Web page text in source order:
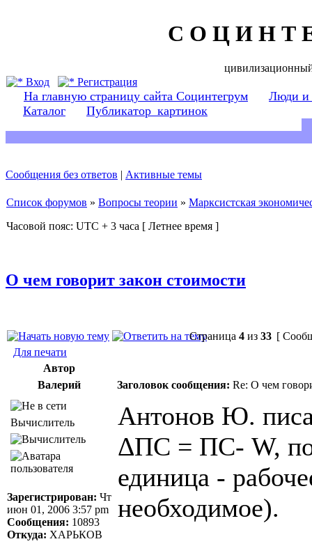
С О Ц И Н Т
Вход
Регистрация
На главную страницу сайта Социнтегрум
Люди и
Каталог
Публикатор_картинок
Сообщения без ответов | Активные темы
Список форумов » Вопросы теории » Марксистская
Часовой пояс: UTC + 3 часа [ Летнее время ]
О чем говорит закон стоимости
Страница 4 из 33 [
Для печати
Автор
Валерий
Заголовок сообщения: Re: О чем
Вычислитель
Зарегистрирован: Чт
июн 01, 2006 3:57 pm
Сообщения: 10893
Откуда: ХАРЬКОВ
Антонов Ю.
ΔПС = ПС- W,
единица -
необходимое).